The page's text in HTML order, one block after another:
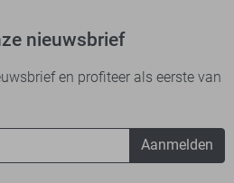
nieuwsbrief
en profiteer als eerste van
Aanmelden